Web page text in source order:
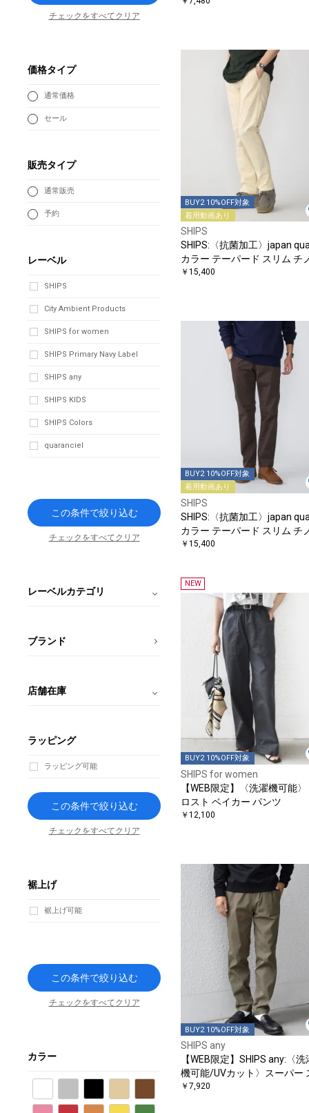
BUY2 10%OFF対象
着用動画あり
SHIPS
SHIPS:〈抗菌加工〉japan
カラー テーパード スリム チ
ンツ
￥15,400
BUY2 10%OFF対象
着用動画あり
SHIPS
SHIPS:〈抗菌加工〉japan
カラー テーパード スリム チ
ンツ
￥15,400
NEW
BUY2 10%OFF対象
SHIPS for women
【WEB限定】〈洗濯機可能
ロスト ベイカー パンツ
￥12,100
BUY2 10%OFF対象
SHIPS any
【WEB限定】SHIPS any:〈洗
機可能/UVカット〉スーパー
トレッチ テーパード イージ
￥7,920
チェックをすべてクリア
価格タイプ
通常価格
セール
販売タイプ
通常販売
予約
レーベル
SHIPS
City Ambient Products
SHIPS for women
SHIPS Primary Navy Label
SHIPS any
SHIPS KIDS
SHIPS Colors
quaranciel
この条件で絞り込む
チェックをすべてクリア
レーベルカテゴリ
ブランド
店舗在庫
ラッピング
ラッピング可能
この条件で絞り込む
チェックをすべてクリア
裾上げ
裾上げ可能
この条件で絞り込む
チェックをすべてクリア
カラー
ブラウン